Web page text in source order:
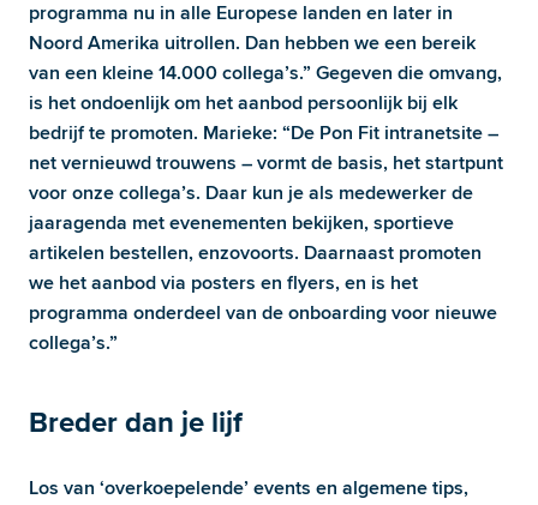
programma nu in alle Europese landen en later in
Noord Amerika uitrollen. Dan hebben we een bereik
van een kleine 14.000 collega’s.” Gegeven die omvang,
is het ondoenlijk om het aanbod persoonlijk bij elk
bedrijf te promoten. Marieke: “De Pon Fit intranetsite –
net vernieuwd trouwens – vormt de basis, het startpunt
voor onze collega’s. Daar kun je als medewerker de
jaaragenda met evenementen bekijken, sportieve
artikelen bestellen, enzovoorts. Daarnaast promoten
we het aanbod via posters en flyers, en is het
programma onderdeel van de onboarding voor nieuwe
collega’s.”
Breder dan je lijf
Los van ‘overkoepelende’ events en algemene tips,